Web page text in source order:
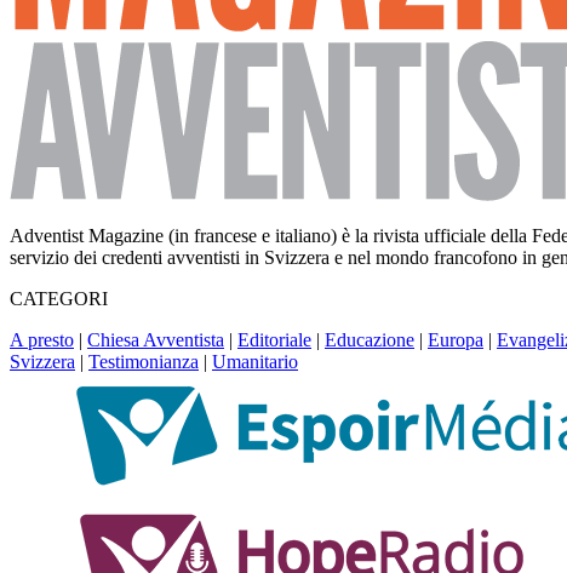
Adventist Magazine (in francese e italiano) è la rivista ufficiale della
servizio dei credenti avventisti in Svizzera e nel mondo francofono in
CATEGORI
A presto | Chiesa Avventista | Editoriale | Educazione | Europa |
Svizzera | Testimonianza | Umanitario